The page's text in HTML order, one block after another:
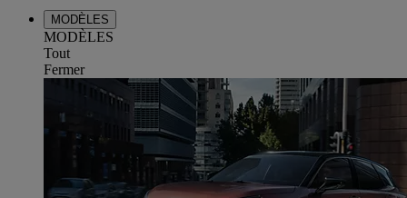
MODÈLES
MODÈLES
Tout
Fermer